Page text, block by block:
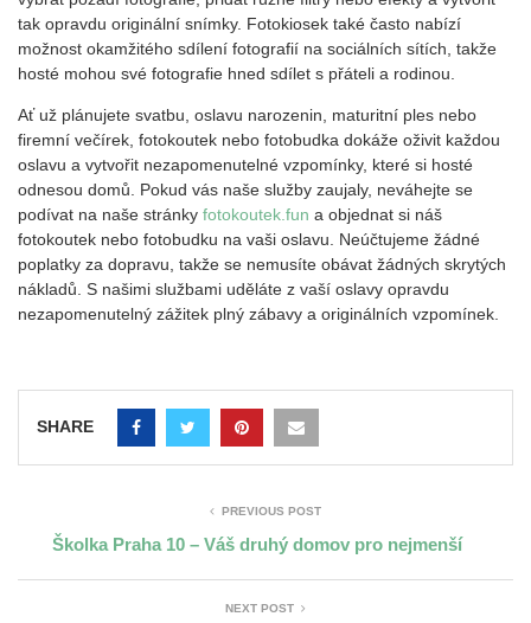
tak opravdu originální snímky. Fotokiosek také často nabízí
možnost okamžitého sdílení fotografií na sociálních sítích, takže
hosté mohou své fotografie hned sdílet s přáteli a rodinou.
Ať už plánujete svatbu, oslavu narozenin, maturitní ples nebo
firemní večírek, fotokoutek nebo fotobudka dokáže oživit každou
oslavu a vytvořit nezapomenutelné vzpomínky, které si hosté
odnesou domů. Pokud vás naše služby zaujaly, neváhejte se
podívat na naše stránky fotokoutek.fun a objednat si náš
fotokoutek nebo fotobudku na vaši oslavu. Neúčtujeme žádné
poplatky za dopravu, takže se nemusíte obávat žádných skrytých
nákladů. S našimi službami uděláte z vaší oslavy opravdu
nezapomenutelný zážitek plný zábavy a originálních vzpomínek.
SHARE
PREVIOUS POST
Školka Praha 10 – Váš druhý domov pro nejmenší
NEXT POST